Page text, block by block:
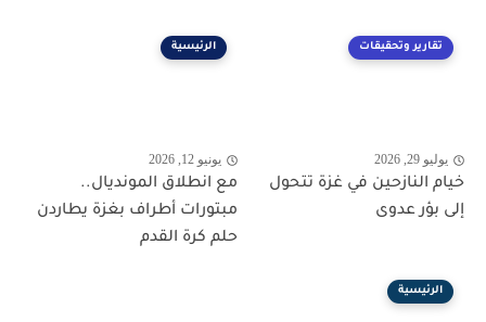
تقارير وتحقيقات
يوليو 29, 2026
خيام النازحين في غزة تتحول
إلى بؤر عدوى
الرئيسية
يونيو 12, 2026
مع انطلاق المونديال..
مبتورات أطراف بغزة يطاردن
حلم كرة القدم
الرئيسية